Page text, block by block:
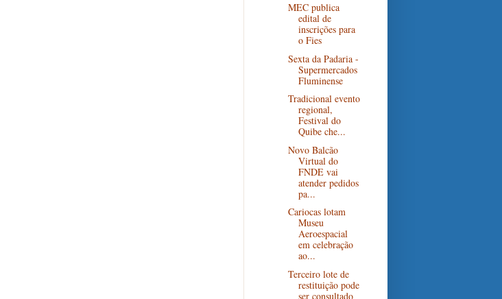
MEC publica
edital de
inscrições para
o Fies
Sexta da Padaria -
Supermercados
Fluminense
Tradicional evento
regional,
Festival do
Quibe che...
Novo Balcão
Virtual do
FNDE vai
atender pedidos
pa...
Cariocas lotam
Museu
Aeroespacial
em celebração
ao...
Terceiro lote de
restituição pode
ser consultado